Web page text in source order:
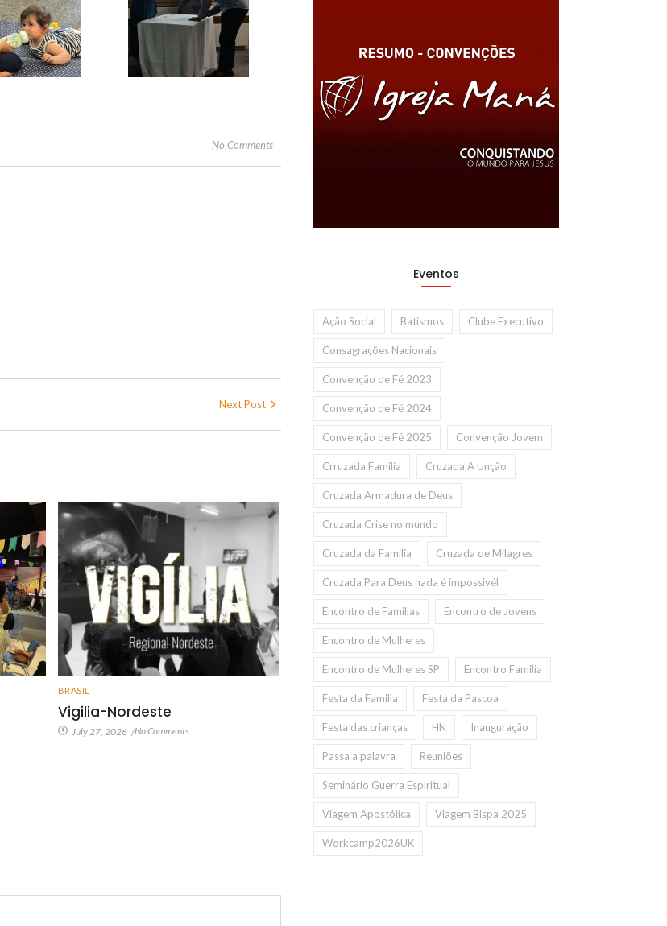
No Comments
Next Post
BRASIL
Vigilia-Nordeste
July 27, 2026 /No Comments
Eventos
Ação Social Batismos Clube Executivo
Consagrações Nacionais
Convenção de Fé 2023
Convenção de Fé 2024
Convenção de Fé 2025 Convenção Jovem
Crruzada Familia Cruzada A Unção
Cruzada Armadura de Deus
Cruzada Crise no mundo
Cruzada da Familia Cruzada de Milagres
Cruzada Para Deus nada é impossivél
Encontro de Familias Encontro de Jovens
Encontro de Mulheres
Encontro de Mulheres SP Encontro Familia
Festa da Familia Festa da Pascoa
Festa das crianças HN Inauguração
Passa a palavra Reuniões
Seminário Guerra Espiritual
Viagem Apostólica Viagem Bispa 2025
Workcamp2026UK